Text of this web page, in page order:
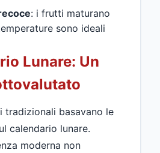
: i frutti maturano
sono ideali
Lunare: Un
tradizionali basavano le
calendario lunare.
moderna non